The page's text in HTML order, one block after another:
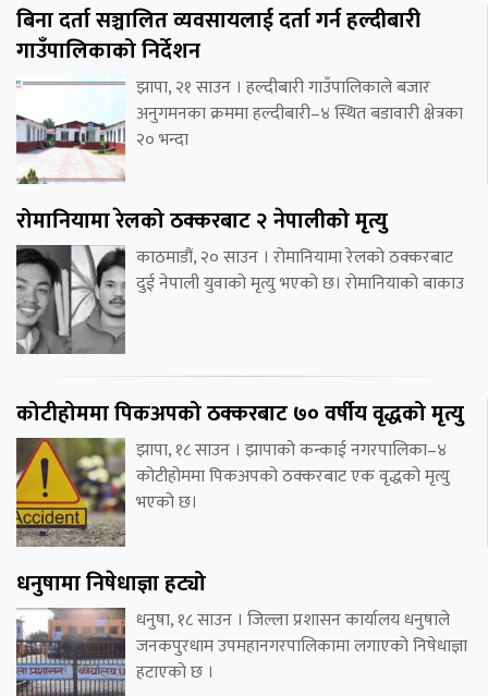
बिना दर्ता सञ्चालित व्यवसायलाई दर्ता गर्न हल्दीबारी
गाउँपालिकाको निर्देशन
झापा, २१ साउन । हल्दीबारी गाउँपालिकाले बजार
अनुगमनका क्रममा हल्दीबारी–४ स्थित बडावारी क्षेत्रका
२० भन्दा
रोमानियामा रेलको ठक्करबाट २ नेपालीको मृत्यु
काठमाडौं, २० साउन । रोमानियामा रेलको ठक्करबाट
दुई नेपाली युवाको मृत्यु भएको छ। रोमानियाको बाकाउ
कोटीहोममा पिकअपको ठक्करबाट ७० वर्षीय वृद्धको मृत्यु
झापा, १८ साउन । झापाको कन्काई नगरपालिका–४
कोटीहोममा पिकअपको ठक्करबाट एक वृद्धको मृत्यु
भएको छ।
धनुषामा निषेधाज्ञा हट्यो
धनुषा, १८ साउन । जिल्ला प्रशासन कार्यालय धनुषाले
जनकपुरधाम उपमहानगरपालिकामा लगाएको निषेधाज्ञा
हटाएको छ ।